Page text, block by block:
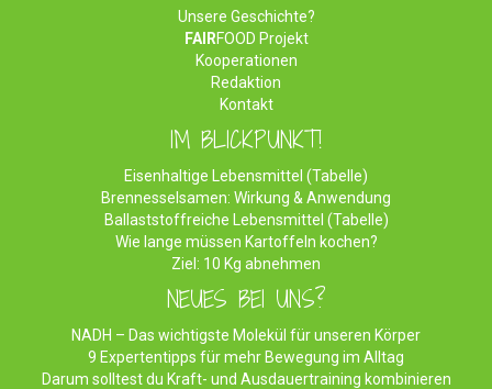
Unsere Geschichte?
FAIRFOOD Projekt
Kooperationen
Redaktion
Kontakt
IM BLICKPUNKT!
Eisenhaltige Lebensmittel (Tabelle)
Brennesselsamen: Wirkung & Anwendung
Ballaststoffreiche Lebensmittel (Tabelle)
Wie lange müssen Kartoffeln kochen?
Ziel: 10 Kg abnehmen
NEUES BEI UNS?
NADH – Das wichtigste Molekül für unseren Körper
9 Expertentipps für mehr Bewegung im Alltag
Darum solltest du Kraft- und Ausdauertraining kombinieren